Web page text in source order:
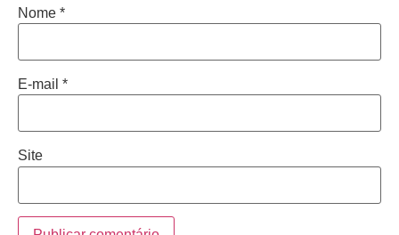
Nome *
E-mail *
Site